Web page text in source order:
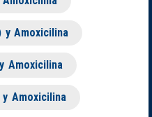
y Amoxicilina
Amoxicilina
y Amoxicilina